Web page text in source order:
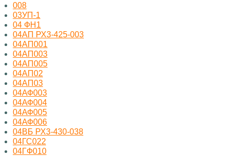
008
03УП-1
04 ФН1
04АП РХ3-425-003
04АП001
04АП003
04АП005
04АП02
04АП03
04АФ003
04АФ004
04АФ005
04АФ006
04ВБ РХ3-430-038
04ГС022
04ГФ010